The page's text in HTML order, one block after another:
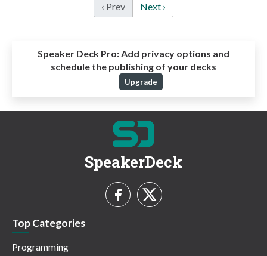
‹ Prev Next ›
Speaker Deck Pro:Add privacy options and
schedule the publishing of your decks
Upgrade
SpeakerDeck
Top Categories
Programming